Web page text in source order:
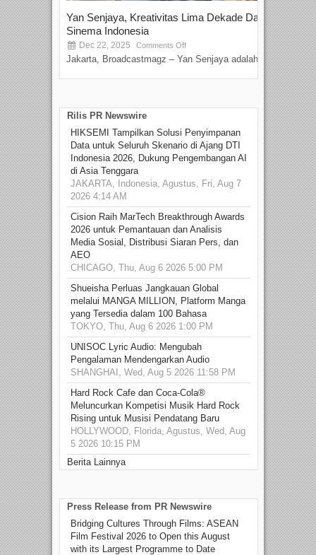
Yan Senjaya, Kreativitas Lima Dekade Dalam
Sinema Indonesia
Dec 22, 2025 Comments Off
Jakarta, Broadcastmagz – Yan Senjaya adalah...
Rilis PR Newswire
HIKSEMI Tampilkan Solusi Penyimpanan
Data untuk Seluruh Skenario di Ajang DTI
Indonesia 2026, Dukung Pengembangan AI
di Asia Tenggara
JAKARTA, Indonesia, Agustus, Fri, Aug 7
2026 4:14 AM
Cision Raih MarTech Breakthrough Awards
2026 untuk Pemantauan dan Analisis
Media Sosial, Distribusi Siaran Pers, dan
AEO
CHICAGO, Thu, Aug 6 2026 5:00 PM
Shueisha Perluas Jangkauan Global
melalui MANGA MILLION, Platform Manga
yang Tersedia dalam 100 Bahasa
TOKYO, Thu, Aug 6 2026 1:00 PM
UNISOC Lyric Audio: Mengubah
Pengalaman Mendengarkan Audio
SHANGHAI, Wed, Aug 5 2026 11:58 PM
Hard Rock Cafe dan Coca-Cola®
Meluncurkan Kompetisi Musik Hard Rock
Rising untuk Musisi Pendatang Baru
HOLLYWOOD, Florida, Agustus, Wed, Aug
5 2026 10:15 PM
Berita Lainnya
Press Release from PR Newswire
Bridging Cultures Through Films: ASEAN
Film Festival 2026 to Open this August
with its Largest Programme to Date